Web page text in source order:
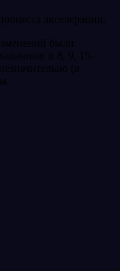
акселерации.
были
и 8, 9, 15-
(в